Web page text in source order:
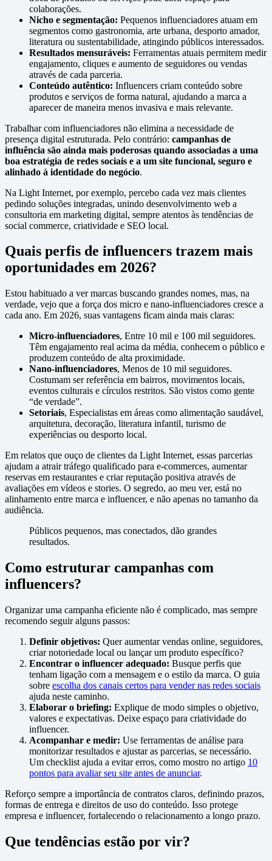
colaborações.
Nicho e segmentação: Pequenos influenciadores atuam em
segmentos como gastronomia, arte urbana, desporto amador,
literatura ou sustentabilidade, atingindo públicos interessados.
Resultados mensuráveis: Ferramentas atuais permitem medir
engajamento, cliques e aumento de seguidores ou vendas
através de cada parceria.
Conteúdo autêntico: Influencers criam conteúdo sobre
produtos e serviços de forma natural, ajudando a marca a
aparecer de maneira menos invasiva e mais relevante.
Trabalhar com influenciadores não elimina a necessidade de
presença digital estruturada. Pelo contrário: campanhas de
influência são ainda mais poderosas quando associadas a uma
boa estratégia de redes sociais e a um site funcional, seguro e
alinhado à identidade do negócio.
Na Light Internet, por exemplo, percebo cada vez mais clientes
pedindo soluções integradas, unindo desenvolvimento web a
consultoria em marketing digital, sempre atentos às tendências de
social commerce, criatividade e SEO local.
Quais perfis de influencers trazem mais
oportunidades em 2026?
Estou habituado a ver marcas buscando grandes nomes, mas, na
verdade, vejo que a força dos micro e nano-influenciadores cresce a
cada ano. Em 2026, suas vantagens ficam ainda mais claras:
Micro-influenciadores, Entre 10 mil e 100 mil seguidores.
Têm engajamento real acima da média, conhecem o público e
produzem conteúdo de alta proximidade.
Nano-influenciadores, Menos de 10 mil seguidores.
Costumam ser referência em bairros, movimentos locais,
eventos culturais e círculos restritos. São vistos como gente
“de verdade”.
Setoriais, Especialistas em áreas como alimentação saudável,
arquitetura, decoração, literatura infantil, turismo de
experiências ou desporto local.
Em relatos que ouço de clientes da Light Internet, essas parcerias
ajudam a atrair tráfego qualificado para e-commerces, aumentar
reservas em restaurantes e criar reputação positiva através de
avaliações em vídeos e stories. O segredo, ao meu ver, está no
alinhamento entre marca e influencer, e não apenas no tamanho da
audiência.
Públicos pequenos, mas conectados, dão grandes
resultados.
Como estruturar campanhas com
influencers?
Organizar uma campanha eficiente não é complicado, mas sempre
recomendo seguir alguns passos:
Definir objetivos: Quer aumentar vendas online, seguidores,
criar notoriedade local ou lançar um produto específico?
Encontrar o influencer adequado: Busque perfis que
tenham ligação com a mensagem e o estilo da marca. O guia
sobre escolha dos canais certos para vender nas redes sociais
ajuda neste caminho.
Elaborar o briefing: Explique de modo simples o objetivo,
valores e expectativas. Deixe espaço para criatividade do
influencer.
Acompanhar e medir: Use ferramentas de análise para
monitorizar resultados e ajustar as parcerias, se necessário.
Um checklist ajuda a evitar erros, como mostro no artigo 10
pontos para avaliar seu site antes de anunciar.
Reforço sempre a importância de contratos claros, definindo prazos,
formas de entrega e direitos de uso do conteúdo. Isso protege
empresa e influencer, fortalecendo o relacionamento a longo prazo.
Que tendências estão por vir?